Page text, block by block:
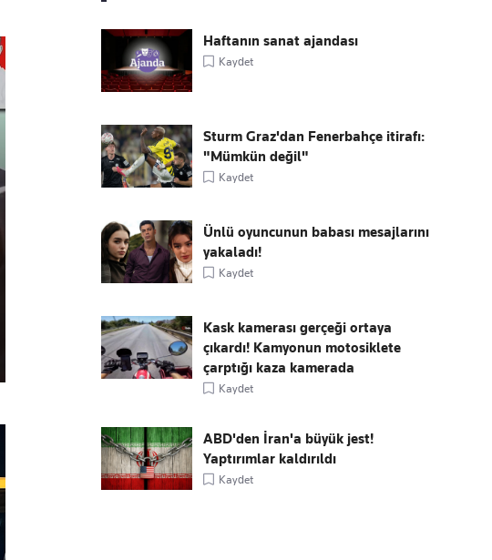
Haftanın sanat ajandası
Kaydet
Sturm Graz'dan Fenerbahçe itirafı:
"Mümkün değil"
Kaydet
Ünlü oyuncunun babası mesajlarını
yakaladı!
Kaydet
Kask kamerası gerçeği ortaya
çıkardı! Kamyonun motosiklete
çarptığı kaza kamerada
Kaydet
ABD'den İran'a büyük jest!
Yaptırımlar kaldırıldı
Kaydet